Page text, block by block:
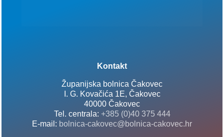
Kontakt
Županijska bolnica Čakovec
I. G. Kovačića 1E, Čakovec
40000 Čakovec
Tel. centrala: +385 (0)40 375 444
E-mail: bolnica-cakovec@bolnica-cakovec.hr